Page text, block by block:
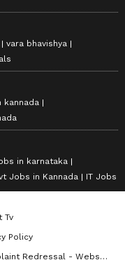
vara bhavishya
in karnataka
Jobs in Kannada IT Jobs
Tv
Policy
Redressal - Website